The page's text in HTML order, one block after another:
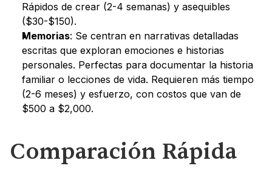
Rápidos de crear (2-4 semanas) y asequibles
($30-$150).
Memorias: Se centran en narrativas detalladas
escritas que exploran emociones e historias
personales. Perfectas para documentar la historia
familiar o lecciones de vida. Requieren más tiempo
(2-6 meses) y esfuerzo, con costos que van de
$500 a $2,000.
Comparación Rápida